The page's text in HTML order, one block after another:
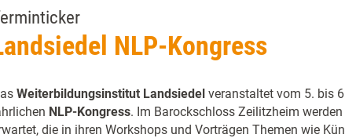
NLP-Kongress
Weiterbildungsinstitut Landsiedel veranstaltet vom 5. bis
NLP-Kongress. Im Barockschloss Zeilitzheim
die in ihren Workshops und Vorträgen Themen wie